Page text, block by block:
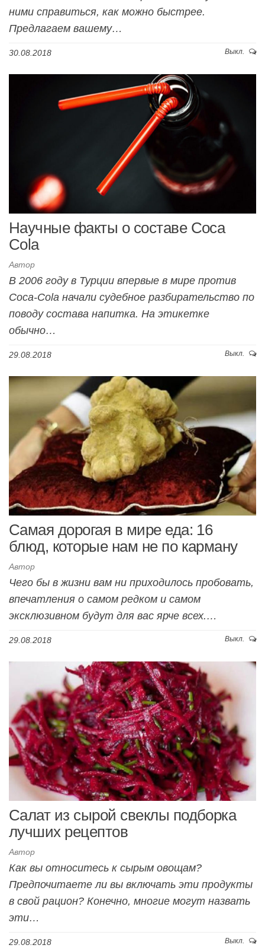
ними справиться, как можно быстрее.
Предлагаем вашему…
30.08.2018 Выкл.
Научные факты о составе Coca
Cola
Автор
В 2006 году в Турции впервые в мире против
Coca-Cola начали судебное разбирательство по
поводу состава напитка. На этикетке
обычно…
29.08.2018 Выкл.
Самая дорогая в мире еда: 16
блюд, которые нам не по карману
Автор
Чего бы в жизни вам ни приходилось пробовать,
впечатления о самом редком и самом
эксклюзивном будут для вас ярче всех.…
29.08.2018 Выкл.
Салат из сырой свеклы подборка
лучших рецептов
Автор
Как вы относитесь к сырым овощам?
Предпочитаете ли вы включать эти продукты
в свой рацион? Конечно, многие могут назвать
эти…
29.08.2018 Выкл.